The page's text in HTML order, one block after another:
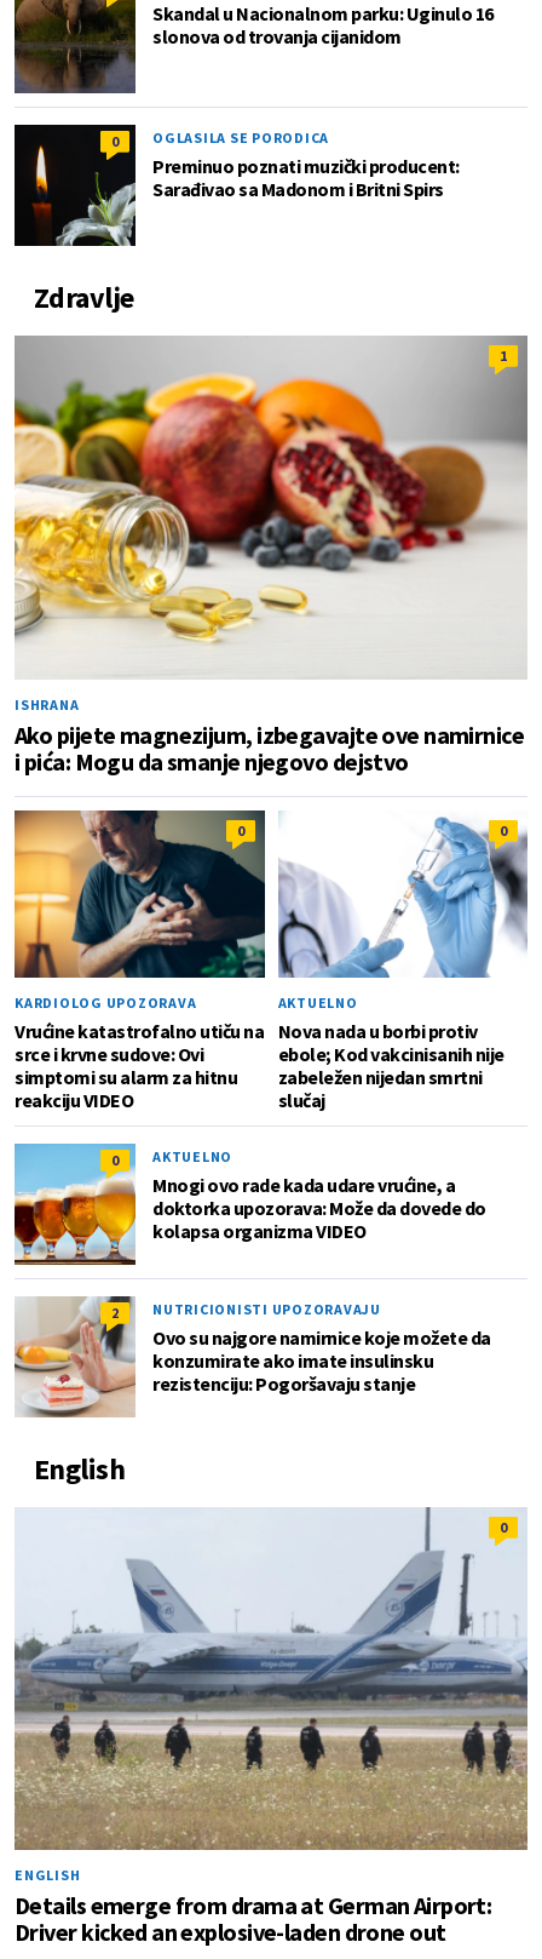
Skandal u Nacionalnom parku: Uginulo 16
slonova od trovanja cijanidom
0 OGLASILA SE PORODICA
Preminuo poznati muzički producent:
Sarađivao sa Madonom i Britni Spirs
Zdravlje
1
ISHRANA
Ako pijete magnezijum, izbegavajte ove namirnice
i pića: Mogu da smanje njegovo dejstvo
0
KARDIOLOG UPOZORAVA
Vrućine katastrofalno utiču na
srce i krvne sudove: Ovi
simptomi su alarm za hitnu
reakciju VIDEO
0
AKTUELNO
Nova nada u borbi protiv
ebole; Kod vakcinisanih nije
zabeležen nijedan smrtni
slučaj
0 AKTUELNO
Mnogi ovo rade kada udare vrućine, a
doktorka upozorava: Može da dovede do
kolapsa organizma VIDEO
2 NUTRICIONISTI UPOZORAVAJU
Ovo su najgore namirnice koje možete da
konzumirate ako imate insulinsku
rezistenciju: Pogoršavaju stanje
English
0
ENGLISH
Details emerge from drama at German Airport:
Driver kicked an explosive-laden drone out